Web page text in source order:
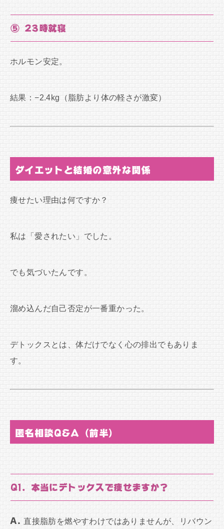
⑤ 23時就寝
ホルモン安定。
結果：−2.4kg（脂肪より体の軽さが激変）
ダイエットと結婚の意外な関係
痩せたい理由は何ですか？
私は「愛されたい」でした。
でも気づいたんです。
溜め込んだ自己否定が一番重かった。
デトックスとは、体だけでなく心の排出でもありま
す。
匿名相談Q&A（前半）
Q1. 本当にデトックスで痩せますか？
A. 直接脂肪を燃やすわけではありませんが、リバウン